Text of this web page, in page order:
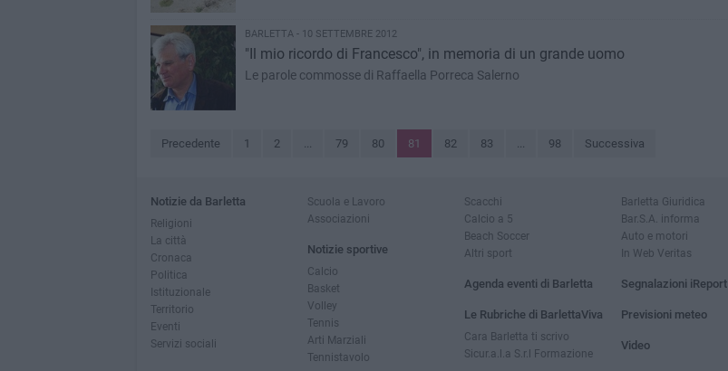
BARLETTA - 10 SETTEMBRE 2012
"Il mio ricordo di Francesco", in memoria di un grande uomo
Le parole commosse di Raffaella Porreca Salerno
Precedente 1 2 ... 79 80 81 82 83 ... 98 Successiva
Notizie da Barletta
Religioni
La città
Cronaca
Politica
Istituzionale
Territorio
Eventi
Servizi sociali
Scuola e Lavoro
Associazioni
Notizie sportive
Calcio
Basket
Volley
Tennis
Arti Marziali
Tennistavolo
Scacchi
Calcio a 5
Beach Soccer
Altri sport
Agenda eventi di Barletta
Le Rubriche di BarlettaViva
Cara Barletta ti scrivo
Sicur.a.l.a S.r.l Formazione
Barletta Giuridica
Bar.S.A. informa
Auto e motori
In Web Veritas
Segnalazioni iReport
Previsioni meteo
Video